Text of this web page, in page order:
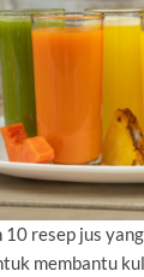
10 resep jus
membantu